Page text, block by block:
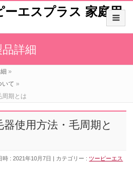
エスプラス 家庭用
詳細
»
いて »
周期とは
使用方法・毛周期と
時 : 2021年10月7日 カテゴリー :ツーピーエス